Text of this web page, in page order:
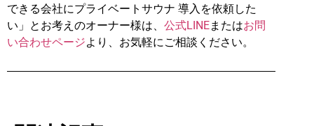
できる会社にプライベートサウナ 導入を依頼した
い」とお考えのオーナー様は、 公式LINEまたはお問
い合わせページより、お気軽にご相談ください。